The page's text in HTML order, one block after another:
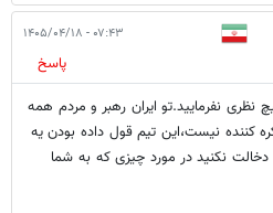
۰۷:۴۳ - ۱۴۰۵/۰۴/۱۸
پاسخ
نفرمایید.تو ایران رهبر و مردم همه
کننده نیست،این تیم قول داده بودن یه
نکنید در مورد چیزی که به شما